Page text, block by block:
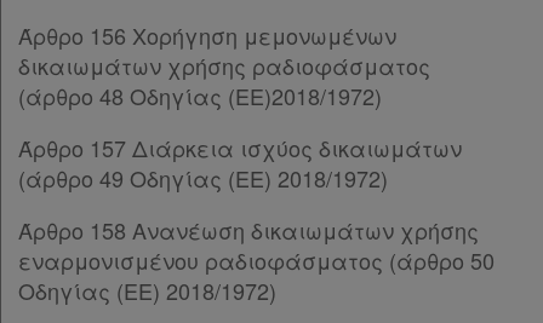
Παρ.7
Παρ.8
Παρ.9
Άρθρο 94 [-]
Παρ.1
Παρ.2
Παρ.3
Παρ.4
Παρ.5
Άρθρο 156 Χορήγηση μεμονωμένων
δικαιωμάτων χρήσης ραδιοφάσματος
(άρθρο 48 Οδηγίας (ΕΕ)2018/1972)
Άρθρο 157 Διάρκεια ισχύος δικαιωμάτων
(άρθρο 49 Οδηγίας (ΕΕ) 2018/1972)
Άρθρο 158 Ανανέωση δικαιωμάτων χρήσης
εναρμονισμένου ραδιοφάσματος (άρθρο 50
Οδηγίας (ΕΕ) 2018/1972)